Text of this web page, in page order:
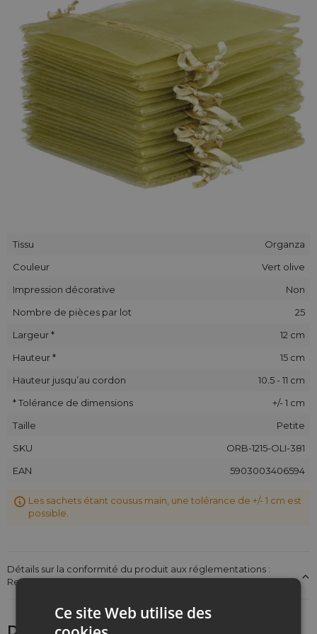
Tissu
Organza
Couleur
Vert olive
Impression décorative
Non
Nombre de pièces par lot
25
Largeur *
12 cm
Hauteur *
15 cm
Hauteur jusqu’au cordon
10.5 - 11 cm
* Tolérance de dimensions
+/- 1 cm
Taille
Petite
SKU
ORB-1215-OLI-381
EAN
5903003406594
Les sachets étant cousus main, une tolérance de +/- 1 cm est
possible.
Détails sur la conformité du produit aux réglementations :
Responsabilité du produit
Ce site Web utilise des